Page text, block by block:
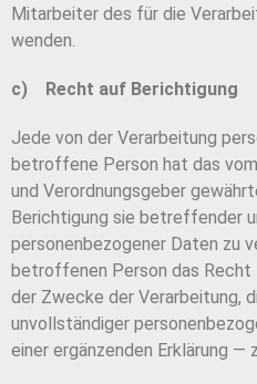
Mitarbeiter des für die
wenden.
c) Recht auf Berichtigung
Jede von der Verarbeitung
betroffene Person hat das
und Verordnungsgeber
Berichtigung sie betreffender
personenbezogener Daten zu
betroffenen Person das Recht
der Zwecke der Verarbeitung,
unvollständiger
einer ergänzenden Erklärung —